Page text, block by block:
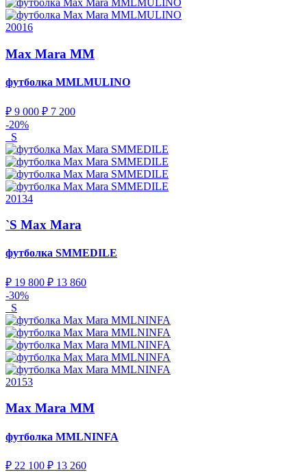
20016
Max Mara MM
футболка MMLMULINO
₽ 9 000 ₽ 7 200
-20%
S
20134
`S Max Mara
футболка SMMEDILE
₽ 19 800 ₽ 13 860
-30%
S
20153
Max Mara MM
футболка MMLNINFA
₽ 22 100 ₽ 13 260